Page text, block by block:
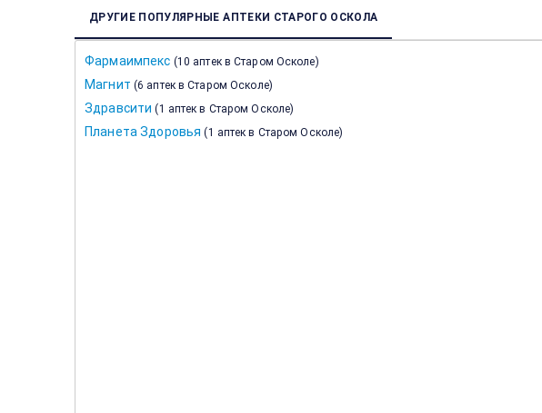
ДРУГИЕ ПОПУЛЯРНЫЕ АПТЕКИ СТАРОГО ОСКОЛА
Фармаимпекс (10 аптек в Старом Осколе)
Магнит (6 аптек в Старом Осколе)
Здравсити (1 аптек в Старом Осколе)
Планета Здоровья (1 аптек в Старом Осколе)